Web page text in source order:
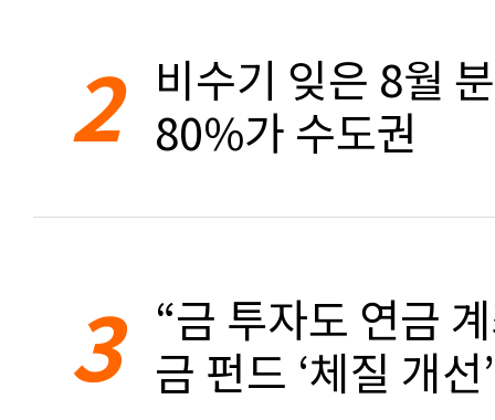
2 비수기 잊은 8월
80%가 수도권
3 “금 투자도 연금
금 펀드 ‘체질 개선’